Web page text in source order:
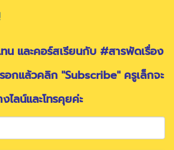
และคอร์สเรียนกับ #สารพัดเรื่อง
อกแล้วคลิก "Subscribe" ครูเล็กจะ
ไลน์และโทรคุยค่ะ